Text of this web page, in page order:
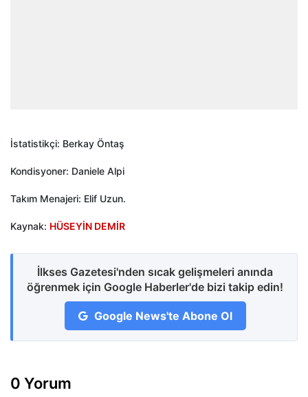
İstatistikçi: Berkay Öntaş
Kondisyoner: Daniele Alpi
Takım Menajeri: Elif Uzun.
Kaynak: HÜSEYİN DEMİR
İlkses Gazetesi'nden sıcak gelişmeleri anında
öğrenmek için Google Haberler'de bizi takip edin!
Google News'te Abone Ol
0 Yorum